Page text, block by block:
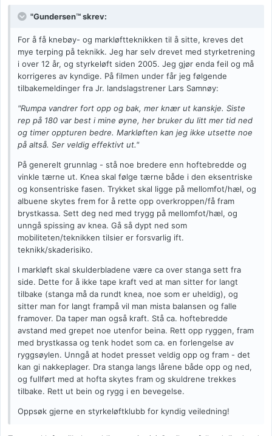
"Gundersen™ skrev:
For å få knebøy- og markløftteknikken til å sitte, kreves det
mye terping på teknikk. Jeg har selv drevet med styrketrening
i over 12 år, og styrkeløft siden 2005. Jeg gjør enda feil og må
korrigeres av kyndige. På filmen under får jeg følgende
tilbakemeldinger fra Jr. landslagstrener Lars Samnøy:
"Rumpa vandrer fort opp og bak, mer knær ut kanskje. Siste
rep på 180 var best i mine øyne, her bruker du litt mer tid ned
og timer oppturen bedre. Markløften kan jeg ikke utsette noe
på altså. Ser veldig effektivt ut."
På generelt grunnlag - stå noe bredere enn hoftebredde og
vinkle tærne ut. Knea skal følge tærne både i den eksentriske
og konsentriske fasen. Trykket skal ligge på mellomfot/hæl, og
albuene skytes frem for å rette opp overkroppen/få fram
brystkassa. Sett deg ned med trygg på mellomfot/hæl, og
unngå spissing av knea. Gå så dypt ned som
mobiliteten/teknikken tilsier er forsvarlig ift.
teknikk/skaderisiko.
I markløft skal skulderbladene være ca over stanga sett fra
side. Dette for å ikke tape kraft ved at man sitter for langt
tilbake (stanga må da rundt knea, noe som er uheldig), og
sitter man for langt frampå vil man mista balansen og falle
framover. Da taper man også kraft. Stå ca. hoftebredde
avstand med grepet noe utenfor beina. Rett opp ryggen, fram
med brystkassa og tenk hodet som ca. en forlengelse av
ryggsøylen. Unngå at hodet presset veldig opp og fram - det
kan gi nakkeplager. Dra stanga langs lårene både opp og ned,
og fullført med at hofta skytes fram og skuldrene trekkes
tilbake. Rett ut bein og rygg i en bevegelse.
Oppsøk gjerne en styrkeløftklubb for kyndig veiledning!